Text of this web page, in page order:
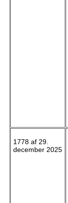
1778 af 29.
december 2025